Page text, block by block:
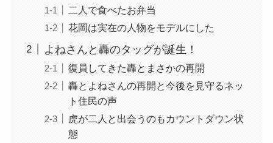
二人で食べたお弁当
花岡は実在の人物をモデルにした
よねさんと轟のタッグが誕生！
復員してきた轟とまさかの再開
轟とよねさんの再開と今後を見守るネッ
ト住民の声
虎が二人と出会うのもカウントダウン状
態